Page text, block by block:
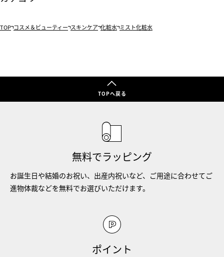
TOP コスメ＆ビューティー スキンケア 化粧水 ミスト化粧水
TOPへ戻る
無料でラッピング
お誕生日や結婚のお祝い、出産内祝いなど、ご用途に合わせてご
進物体裁などを無料でお選びいただけます。
ポイント